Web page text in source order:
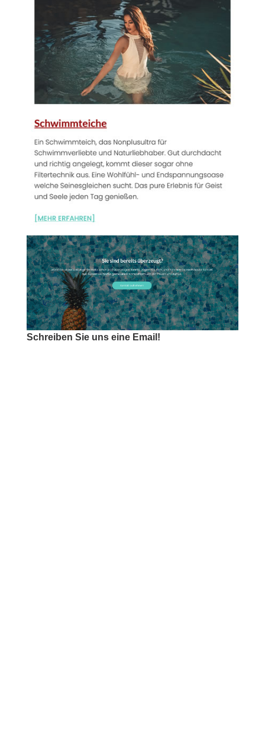
Schreiben Sie uns eine Email!